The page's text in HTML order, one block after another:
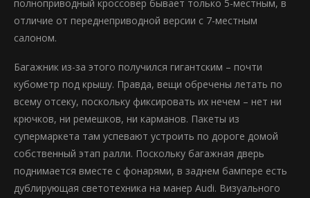
полноприводный кроссовер бывает только 5-местным, в
отличие от переднеприводной версии c 7-местным
салоном.
Багажник из-за этого получился гигантским – почти
кубометр под крышу. Правда, вещи обречены летать по
всему отсеку, поскольку фиксировать их нечем – нет ни
крючков, ни ремешков, ни карманов. Пакеты из
супермаркета там успевают устроить по дороге домой
собственный этап ралли. Поскольку багажная дверь
поднимается вместе с фонарями, в заднем бампере есть
дублирующая светотехника на манер Audi. Визуального